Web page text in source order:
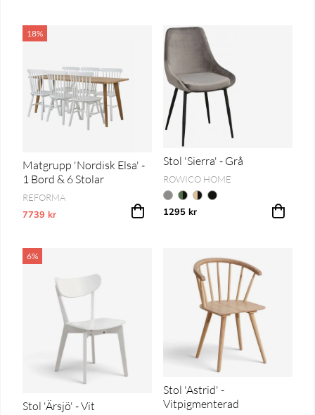
18%
Matgrupp 'Nordisk Elsa' -
1 Bord & 6 Stolar
REFORMA
7739 kr
Vårt lägsta pris 1-30 dagar innan prissänkning
Stol 'Sierra' - Grå
ROWICO HOME
1295 kr
6%
Stol 'Ärsjö' - Vit
Stol 'Astrid' -
Vitpigmenterad